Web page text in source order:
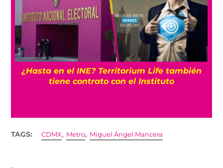
¿Hasta en el INE? Territorium Life también
tiene contrato con el Instituto
TAGS: CDMX, Metro, Miguel Ángel Mancera